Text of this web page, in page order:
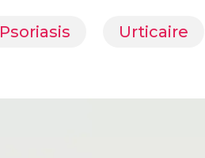
Psoriasis Urticaire